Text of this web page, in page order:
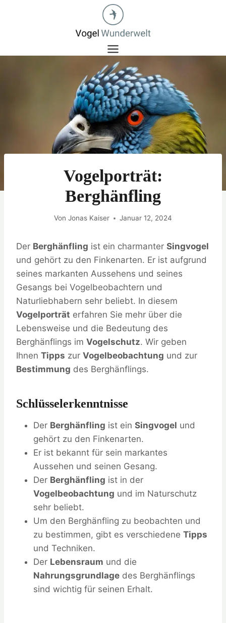
Vogelporträt:
Berghänfling
Von Jonas Kaiser Januar 12, 2024
Der Berghänfling ist ein charmanter Singvogel
und gehört zu den Finkenarten. Er ist aufgrund
seines markanten Aussehens und seines
Gesangs bei Vogelbeobachtern und
Naturliebhabern sehr beliebt. In diesem
Vogelporträt erfahren Sie mehr über die
Lebensweise und die Bedeutung des
Berghänflings im Vogelschutz. Wir geben
Ihnen Tipps zur Vogelbeobachtung und zur
Bestimmung des Berghänflings.
Schlüsselerkenntnisse
Der Berghänfling ist ein Singvogel und
gehört zu den Finkenarten.
Er ist bekannt für sein markantes
Aussehen und seinen Gesang.
Der Berghänfling ist in der
Vogelbeobachtung und im Naturschutz
sehr beliebt.
Um den Berghänfling zu beobachten und
zu bestimmen, gibt es verschiedene Tipps
und Techniken.
Der Lebensraum und die
Nahrungsgrundlage des Berghänflings
sind wichtig für seinen Erhalt.